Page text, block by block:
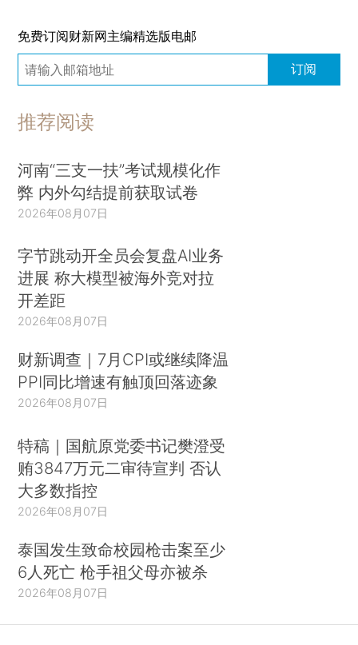
免费订阅财新网主编精选版电邮
订阅
推荐阅读
河南“三支一扶”考试规模化作
弊 内外勾结提前获取试卷
2026年08月07日
字节跳动开全员会复盘AI业务
进展 称大模型被海外竞对拉
开差距
2026年08月07日
财新调查｜7月CPI或继续降温
PPI同比增速有触顶回落迹象
2026年08月07日
特稿｜国航原党委书记樊澄受
贿3847万元二审待宣判 否认
大多数指控
2026年08月07日
泰国发生致命校园枪击案至少
6人死亡 枪手祖父母亦被杀
2026年08月07日